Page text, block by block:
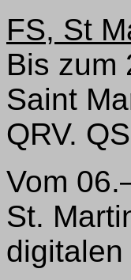
FS, St
Bis zum
Saint
QRV.
Vom
St.